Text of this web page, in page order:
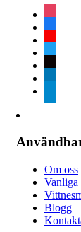
Om oss
Vanliga
Blogg